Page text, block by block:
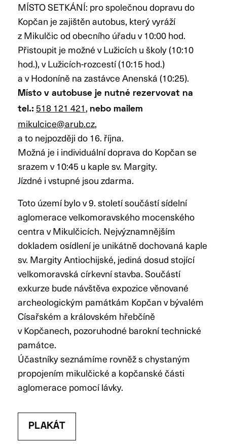
MÍSTO SETKÁNÍ: pro společnou dopravu do
Kopčan je zajištěn autobus, který vyráží
z Mikulčic od obecního úřadu v 10:00 hod.
Přistoupit je možné v Lužicích u školy (10:10
hod.), v Lužicích-rozcestí (10:15 hod.)
a v Hodoníně na zastávce Anenská (10:25).
Místo v autobuse je nutné rezervovat na
tel.: 518 121 421, nebo mailem
mikulcice@arub.cz,
a to nejpozději do 16. října.
Možná je i individuální doprava do Kopčan se
srazem v 10:45 u kaple sv. Margity.
Jízdné i vstupné jsou zdarma.
Toto území bylo v 9. století součástí sídelní
aglomerace velkomoravského mocenského
centra v Mikulčicích. Nejvýznamnějším
dokladem osídlení je unikátně dochovaná kaple
sv. Margity Antiochijské, jediná dosud stojící
velkomoravská církevní stavba. Součástí
exkurze bude návštěva expozice věnované
archeologickým památkám Kopčan v bývalém
Císařském a královském hřebčíně
v Kopčanech, pozoruhodné barokní technické
památce.
Účastníky seznámíme rovněž s chystaným
propojením mikulčické a kopčanské části
aglomerace pomocí lávky.
PLAKÁT